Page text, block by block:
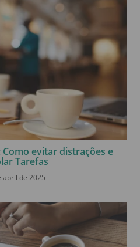
evitar distrações e
Tarefas
abril de 2025